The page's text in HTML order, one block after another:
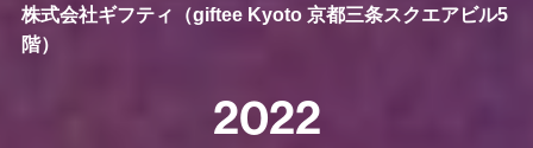
株式会社ギフティ（giftee Kyoto 京都三条スクエアビル5
階）
2022